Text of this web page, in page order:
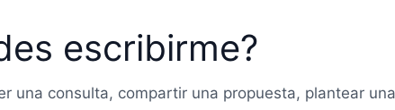
escribirme?
una consulta, compartir una propuesta, plantear